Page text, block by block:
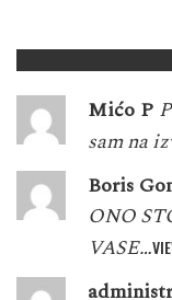
Mićo P
sam na
Boris
ONO
VASE…